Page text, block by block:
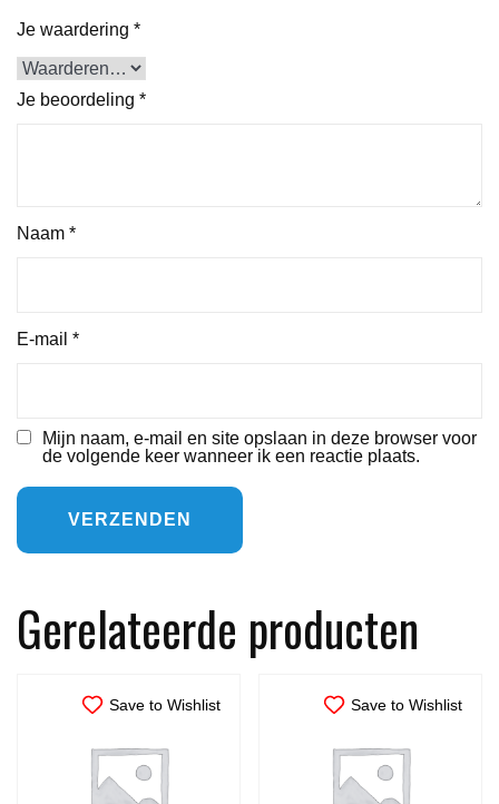
Je waardering *
Je beoordeling *
Naam *
E-mail *
Mijn naam, e-mail en site opslaan in deze browser voor
de volgende keer wanneer ik een reactie plaats.
Gerelateerde producten
Save to Wishlist Save to Wishlist